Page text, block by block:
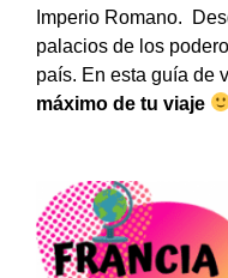
Imperio Romano.
palacios de los
país. En esta guía de
máximo de tu viaje